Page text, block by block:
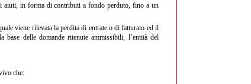
aiuti, in forma di contributi a fondo perduto, fino a un
viene rilevata la perdita di entrate o di fatturato ed il
delle domande ritenute ammissibili, l’entità del
che: